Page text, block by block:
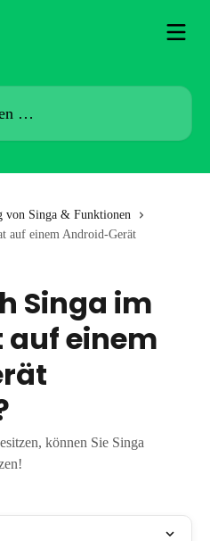
von Singa & Funktionen
auf einem Android-Gerät
Singa im
einem
können Sie Singa